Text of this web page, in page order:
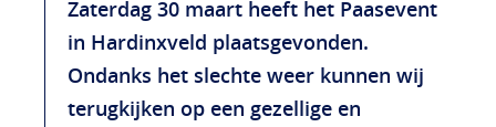
Zaterdag 30 maart heeft het Paasevent
in Hardinxveld plaatsgevonden.
Ondanks het slechte weer kunnen wij
terugkijken op een gezellige en